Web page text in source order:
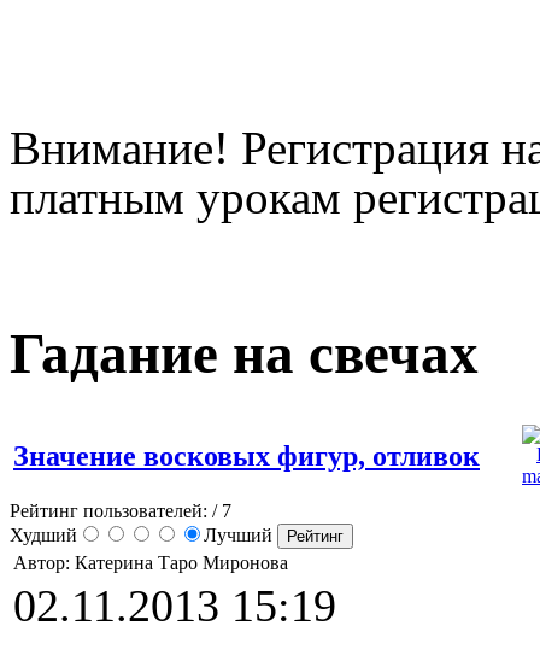
Внимание! Регистрация
платным урокам
Гадание на свечах
Значение восковых фигур, отливок
Рейтинг пользователей: / 7
Худший
Лучший
Автор: Катерина Таро Миронова
02.11.2013 15:19